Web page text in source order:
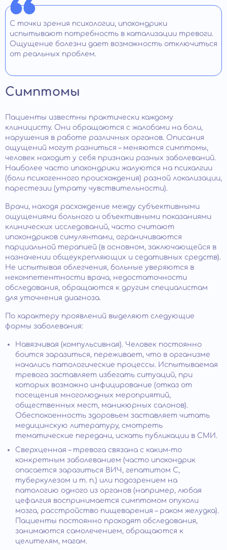
С точки зрения психологии, ипохондрики
испытывают потребность в катализации тревоги.
Ощущение болезни дает возможность отключиться
от реальных проблем.
Симптомы
Пациенты известны практически каждому
клиницисту. Они обращаются с жалобами на боли,
нарушения в работе различных органов. Описания
ощущений могут разниться – меняются симптомы,
человек находит у себя признаки разных заболеваний.
Наиболее часто ипохондрики жалуются на психалгии
(боли психогенного происхождения) разной локализации,
парестезии (утрату чувствительности).
Врачи, находя расхождение между субъективными
ощущениями больного и объективными показаниями
клинических исследований, часто считают
ипохондриков симулянтами, ограничиваются
парциальной терапией (в основном, заключающейся в
назначении общеукрепляющих и седативных средств).
Не испытывая облегчения, больные уверяются в
некомпетентности врача, недостаточности
обследования, обращаются к другим специалистам
для уточнения диагноза.
По характеру проявлений выделяют следующие
формы заболевания:
Навязчивая (компульсивная). Человек постоянно
боится заразиться, переживает, что в организме
начались патологические процессы. Испытываемая
тревога заставляет избегать ситуаций, при
которых возможно инфицирование (отказ от
посещения многолюдных мероприятий,
общественных мест, маникюрных салонов).
Обеспокоенность здоровьем заставляет читать
медицинскую литературу, смотреть
тематические передачи, искать публикации в СМИ.
Сверхценная – тревога связана с каким-то
конкретным заболеванием (часто ипохондрик
опасается заразиться ВИЧ, гепатитом C,
туберкулезом и т. п.) или подозрением на
патологию одного из органов (например, любая
цефалгия воспринимается симптомом опухоли
мозга, расстройство пищеварения – раком желудка).
Пациенты постоянно проходят обследования,
занимаются самолечением, обращаются к
целителям, магам.